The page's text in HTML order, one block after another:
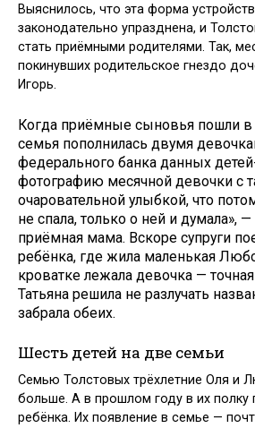
Выяснилось, что эта форма
законодательно упразднена, и
стать приёмными родителями. Так,
покинувших родительское гнездо
Игорь.
Когда приёмные сыновья пошли в
семья пополнилась двумя
федерального банка данных
фотографию месячной девочки с
очаровательной улыбкой, что
не спала, только о ней и думала»,
приёмная мама. Вскоре супруги
ребёнка, где жила маленькая
кроватке лежала девочка —
Татьяна решила не разлучать
забрала обеих.
Шесть детей на две семьи
Семью Толстовых трёхлетние Оля и
больше. А в прошлом году в их полку
ребёнка. Их появление в семье —